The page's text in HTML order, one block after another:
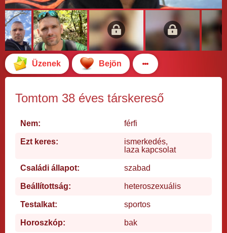
Üzenek Bejön
Tomtom 38 éves társkereső
Nem: férfi
Ezt keres:
ismerkedés,
laza kapcsolat
Családi állapot: szabad
Beállítottság: heteroszexuális
Testalkat: sportos
Horoszkóp: bak